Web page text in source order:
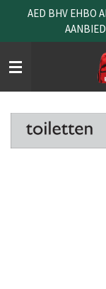
naar
de
hoofdinhoud
AED BHV EHBO